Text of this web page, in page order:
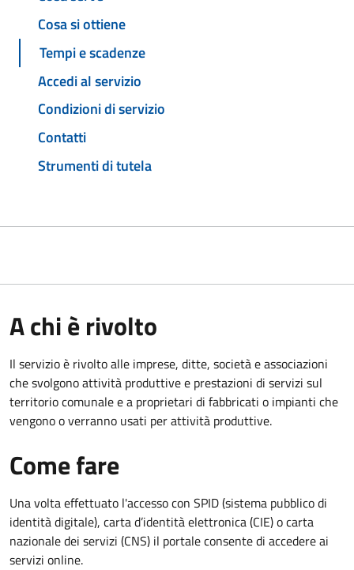
Cosa si ottiene
Tempi e scadenze
Accedi al servizio
Condizioni di servizio
Contatti
Strumenti di tutela
A chi è rivolto
Il servizio è rivolto alle imprese, ditte, società e associazioni
che svolgono attività produttive e prestazioni di servizi sul
territorio comunale e a proprietari di fabbricati o impianti che
vengono o verranno usati per attività produttive.
Come fare
Una volta effettuato l'accesso con SPID (sistema pubblico di
identità digitale), carta d’identità elettronica (CIE) o carta
nazionale dei servizi (CNS) il portale consente di accedere ai
servizi online.